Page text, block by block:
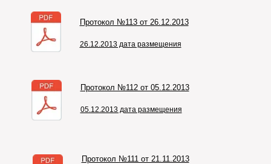
Протокол №113 от 26.12.2013
26.12.2013 дата размещения
Протокол №112 от 05.12.2013
05.12.2013 дата размещения
Протокол №111 от 21.11.2013